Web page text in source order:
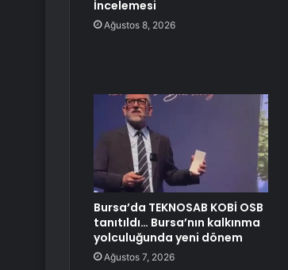
İncelemesi
Ağustos 8, 2026
Bursa’da TEKNOSAB KOBİ OSB
tanıtıldı… Bursa’nın kalkınma
yolculuğunda yeni dönem
Ağustos 7, 2026